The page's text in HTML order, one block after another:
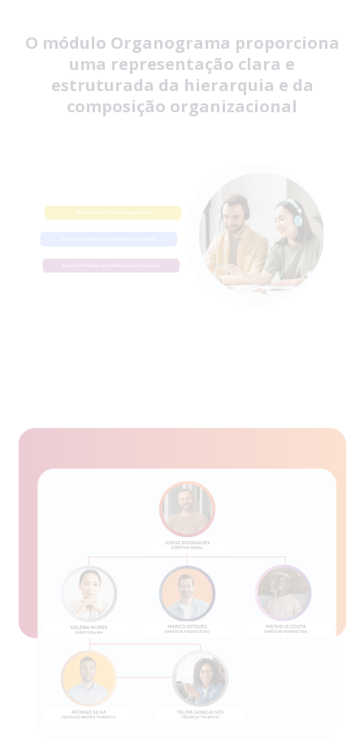
O módulo Organograma proporciona
uma representação clara e
estruturada da hierarquia e da
composição organizacional